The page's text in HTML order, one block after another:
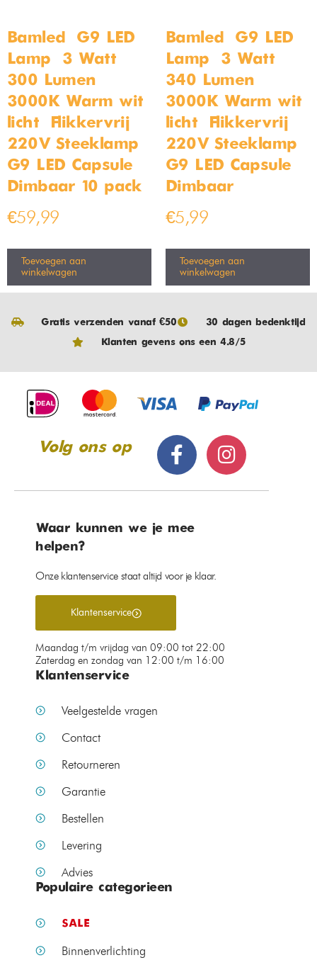
Bamled – G9 LED
Lamp – 3 Watt –
300 Lumen –
3000K Warm wit
licht – Flikkervrij –
220V Steeklamp –
G9 LED Capsule –
Dimbaar 10 pack
€59,99
Toevoegen aan
winkelwagen
Bamled – G9 LED
Lamp – 3 Watt –
340 Lumen –
3000K Warm wit
licht – Flikkervrij –
220V Steeklamp –
G9 LED Capsule –
Dimbaar
€5,99
Toevoegen aan
winkelwagen
Gratis verzenden vanaf €50
30 dagen bedenktijd
Klanten gevens ons een 4.8/5
Volg ons op
Waar kunnen we je mee
helpen?
Onze klantenservice staat altijd voor je klaar.
Klantenservice
Maandag t/m vrijdag van 09:00 tot 22:00
Zaterdag en zondag van 12:00 t/m 16:00
Klantenservice
Veelgestelde vragen
Contact
Retourneren
Garantie
Bestellen
Levering
Advies
Populaire categorieen
SALE
Binnenverlichting